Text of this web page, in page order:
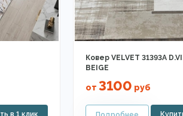
Ковер VELVET 31393A
BEIGE
от 3100 руб